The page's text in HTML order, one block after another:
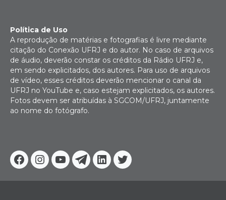
Facebook
Instagram
YoutubeTelegram
Linkedin
Twitter
Política de Uso
A reprodução de matérias e fotografias é livre mediante
citação do Conexão UFRJ e do autor. No caso de arquivos
de áudio, deverão constar os créditos da Rádio UFRJ e,
em sendo explicitados, dos autores. Para uso de arquivos
de vídeo, esses créditos deverão mencionar o canal da
UFRJ no YouTube e, caso estejam explicitados, os autores.
Fotos devem ser atribuídas à SGCOM/UFRJ, juntamente
ao nome do fotógrafo.